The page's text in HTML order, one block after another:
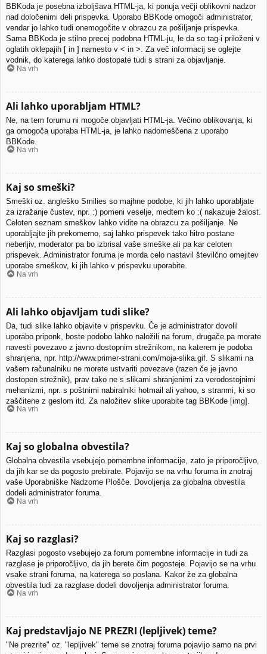
BBKoda je posebna izboljšava HTML-ja, ki ponuja večji oblikovni nadzor
nad določenimi deli prispevka. Uporabo BBKode omogoči administrator,
vendar jo lahko tudi onemogočite v obrazcu za pošiljanje prispevka.
Sama BBKoda je stilno precej podobna HTML-ju, le da so tag-i priloženi v
oglatih oklepajih [ in ] namesto v < in >. Za več informacij se oglejte
vodnik, do katerega lahko dostopate tudi s strani za objavljanje.
Na vrh
Ali lahko uporabljam HTML?
Ne, na tem forumu ni mogoče objavljati HTML-ja. Večino oblikovanja, ki
ga omogoča uporaba HTML-ja, je lahko nadomeščena z uporabo
BBKode.
Na vrh
Kaj so smeški?
Smeški oz. angleško Smilies so majhne podobe, ki jih lahko uporabljate
za izražanje čustev, npr. :) pomeni veselje, medtem ko :( nakazuje žalost.
Celoten seznam smeškov lahko vidite na obrazcu za pošiljanje. Ne
uporabljajte jih prekomerno, saj lahko prispevek tako hitro postane
neberljiv, moderator pa bo izbrisal vaše smeške ali pa kar celoten
prispevek. Administrator foruma je morda celo nastavil številčno omejitev
uporabe smeškov, ki jih lahko v prispevku uporabite.
Na vrh
Ali lahko objavljam tudi slike?
Da, tudi slike lahko objavite v prispevku. Če je administrator dovolil
uporabo priponk, boste podobo lahko naložili na forum, drugače pa morate
navesti povezavo z javno dostopnim strežnikom, na katerem je podoba
shranjena, npr. http://www.primer-strani.com/moja-slika.gif. S slikami na
vašem računalniku ne morete ustvariti povezave (razen če je javno
dostopen strežnik), prav tako ne s slikami shranjenimi za verodostojnimi
mehanizmi, npr. s poštnimi nabiralniki hotmail ali yahoo, s stranmi, ki so
zaščitene z geslom itd. Za naložitev slike uporabite tag BBKode [img].
Na vrh
Kaj so globalna obvestila?
Globalna obvestila vsebujejo pomembne informacije, zato je priporočljivo,
da jih kar se da pogosto prebirate. Pojavijo se na vrhu foruma in znotraj
vaše Uporabniške Nadzorne Plošče. Dovoljenja za globalna obvestila
dodeli administrator foruma.
Na vrh
Kaj so razglasi?
Razglasi pogosto vsebujejo za forum pomembne informacije in tudi za
razglase je priporočljivo, da jih berete čim pogosteje. Pojavijo se na vrhu
vsake strani foruma, na katerega so poslana. Kakor že za globalna
obvestila tudi za razglase dodeli dovoljenja administrator foruma.
Na vrh
Kaj predstavljajo NE PREZRI (lepljivek) teme?
"Ne prezrite" oz. "lepljivek" teme se znotraj foruma pojavijo samo na prvi